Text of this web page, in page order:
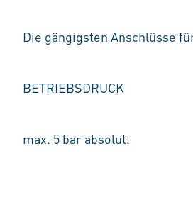
Die gängigsten Anschlüsse
BETRIEBSDRUCK
max. 5 bar absolut.